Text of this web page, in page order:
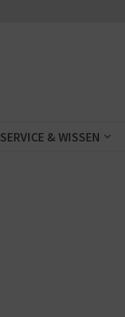
SERVICE & WISSEN